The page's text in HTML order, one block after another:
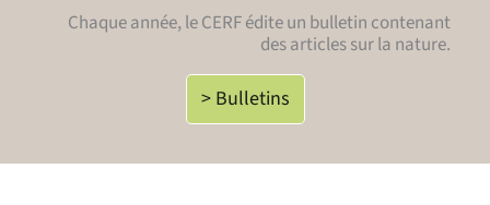
Chaque année, le CERF édite un bulletin contenant
des articles sur la nature.
> Bulletins